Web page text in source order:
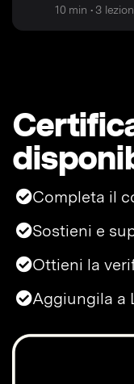
10 min • 3
Completa il
Sostieni e
Ottieni la
Aggiungila a